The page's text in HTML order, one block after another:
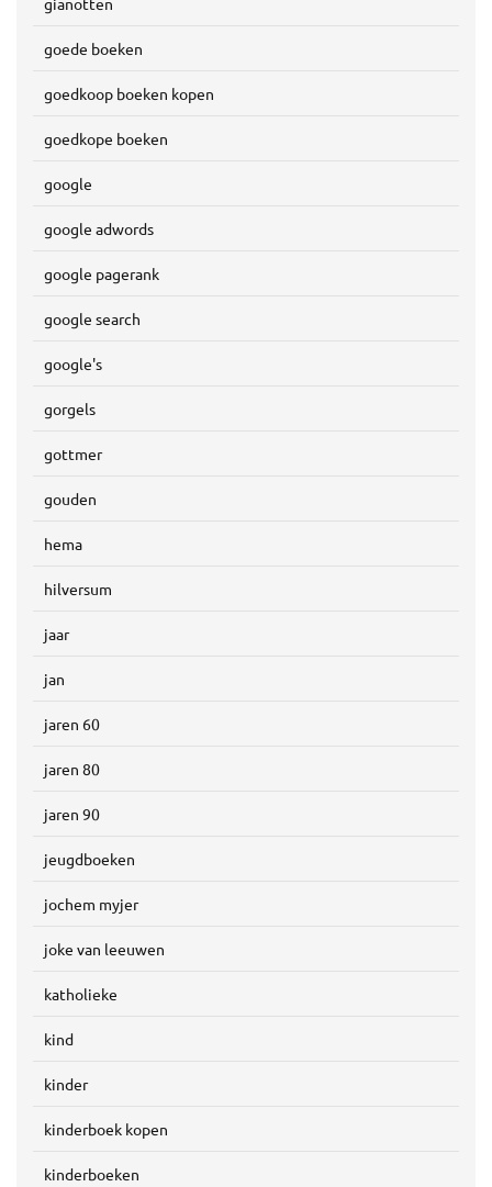
goede boeken
goedkoop boeken kopen
goedkope boeken
google
google adwords
google pagerank
google search
google's
gorgels
gottmer
gouden
hema
hilversum
jaar
jan
jaren 60
jaren 80
jaren 90
jeugdboeken
jochem myjer
joke van leeuwen
katholieke
kind
kinder
kinderboek kopen
kinderboeken